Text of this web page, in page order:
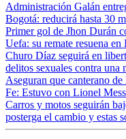
Administración Galán
Bogotá: reducirá hasta 30
Primer gol de Jhon Durán
Uefa: su remate resuena en
Churo Díaz seguirá en
delitos sexuales contra una
Aseguran que canterano
Fe: Estuvo con Lionel
Carros y motos seguirán
posterga el cambio y estas